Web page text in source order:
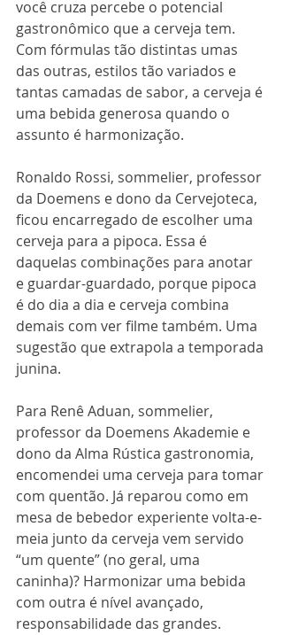
você cruza percebe o potencial
gastronômico que a cerveja tem.
Com fórmulas tão distintas umas
das outras, estilos tão variados e
tantas camadas de sabor, a cerveja é
uma bebida generosa quando o
assunto é harmonização.
Ronaldo Rossi, sommelier, professor
da Doemens e dono da Cervejoteca,
ficou encarregado de escolher uma
cerveja para a pipoca. Essa é
daquelas combinações para anotar
e guardar-guardado, porque pipoca
é do dia a dia e cerveja combina
demais com ver filme também. Uma
sugestão que extrapola a temporada
junina.
Para Renê Aduan, sommelier,
professor da Doemens Akademie e
dono da Alma Rústica gastronomia,
encomendei uma cerveja para tomar
com quentão. Já reparou como em
mesa de bebedor experiente volta-e-
meia junto da cerveja vem servido
“um quente” (no geral, uma
caninha)? Harmonizar uma bebida
com outra é nível avançado,
responsabilidade das grandes.